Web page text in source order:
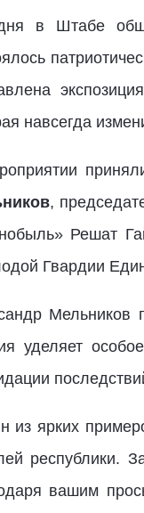
в Штабе
навсегда
,
Решат
Гвардии
Мельников
уделяет
из ярких
республики.
вашим